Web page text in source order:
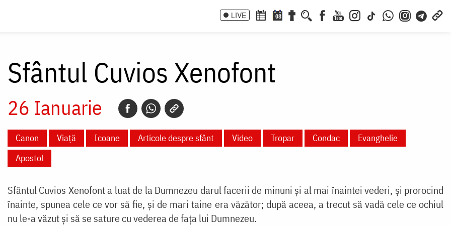
LIVE 08
Sfântul Cuvios Xenofont
26 Ianuarie
Canon Viață Icoane Articole despre sfânt Video Tropar Condac
Evanghelie
Apostol
Sfântul Cuvios Xenofont a luat de la Dumnezeu darul facerii de minuni și al mai înaintei vederi, și prorocind
înainte, spunea cele ce vor să fie, și de mari taine era văzător; după aceea, a trecut să vadă cele ce ochiul
nu le-a văzut și să se sature cu vederea de fața lui Dumnezeu.